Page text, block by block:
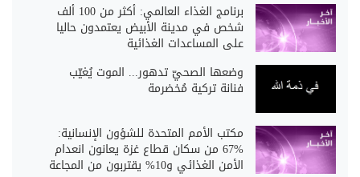
برنامج الغذاء العالمي: أكثر من 100 ألف
شخص في مدينة الأبيض يعتمدون حاليا
على المساعدات الغذائية
وضعها الصحيّ تدهور... الموت يُغيّب
فنانة تركية مُخضرمة
مكتب الأمم المتحدة للشؤون الإنسانية:
%67 من سكان قطاع غزة يعانون انعدام
الأمن الغذائي و10% يقتربون من المجاعة